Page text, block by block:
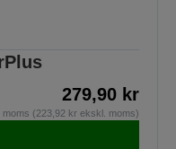
279,90 kr
moms (223,92 kr ekskl. moms)